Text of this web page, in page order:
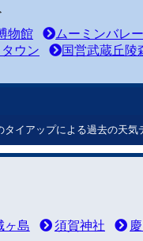
物館 ムーミンバレ
ウン 国営武蔵丘陵
イアップによる過去の天気
ヶ島 須賀神社